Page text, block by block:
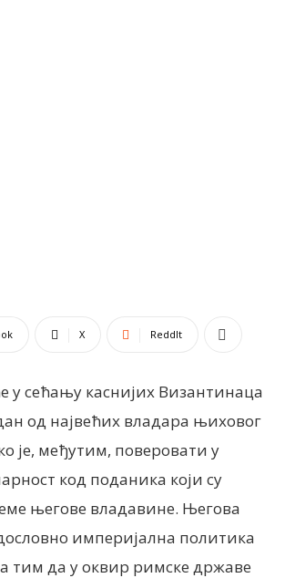
X ReddIt
у сећању каснијих Византинаца
од највећих владара њиховог
је, међутим, поверовати у
код поданика који су
његове владавине. Његова
империјална политика
тим да у оквир римске државе